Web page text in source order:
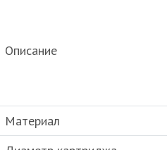
Описание
Материал